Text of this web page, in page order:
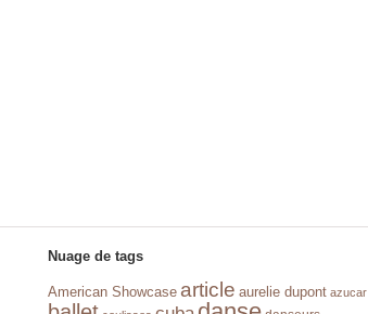
Nuage de tags
American Showcase article aurelie dupont azucar